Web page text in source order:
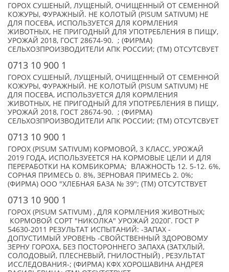
ГОРОХ СУШЕНЫЙ, ЛУЩЕНЫЙ, ОЧИЩЕННЫЙ ОТ СЕМЕННОЙ
КОЖУРЫ, ФУРАЖНЫЙ. НЕ КОЛОТЫЙ (PISUM SATIVUM) НЕ
ДЛЯ ПОСЕВА, ИСПОЛЬЗУЕТСЯ ДЛЯ КОРМЛЕНИЯ
ЖИВОТНЫХ, НЕ ПРИГОДНЫЙ ДЛЯ УПОТРЕБЛЕНИЯ В ПИЩУ,
УРОЖАЙ 2018, ГОСТ 28674-90. ; (ФИРМА)
СЕЛЬХОЗПРОИЗВОДИТЕЛИ АПК РОССИИ; (TM) ОТСУТСВУЕТ
0713 10 900 1
ГОРОХ СУШЕНЫЙ, ЛУЩЕНЫЙ, ОЧИЩЕННЫЙ ОТ СЕМЕННОЙ
КОЖУРЫ, ФУРАЖНЫЙ. НЕ КОЛОТЫЙ (PISUM SATIVUM) НЕ
ДЛЯ ПОСЕВА, ИСПОЛЬЗУЕТСЯ ДЛЯ КОРМЛЕНИЯ
ЖИВОТНЫХ, НЕ ПРИГОДНЫЙ ДЛЯ УПОТРЕБЛЕНИЯ В ПИЩУ,
УРОЖАЙ 2018, ГОСТ 28674-90. ; (ФИРМА)
СЕЛЬХОЗПРОИЗВОДИТЕЛИ АПК РОССИИ; (TM) ОТСУТСВУЕТ
0713 10 900 1
ГОРОХ (PISUM SATIVUM) КОРМОВОЙ, 3 КЛАСС, УРОЖАЙ
2019 ГОДА, ИСПОЛЬЗУЕЕТСЯ НА КОРМОВЫЕ ЦЕЛИ И ДЛЯ
ПЕРЕРАБОТКИ НА КОМБИКОРМА; ВЛАЖНОСТЬ 12. 5-12. 6%,
СОРНАЯ ПРИМЕСЬ 0. 8%, ЗЕРНОВАЯ ПРИМЕСЬ 2. 0%;
(ФИРМА) ООО "ХЛЕБНАЯ БАЗА № 39"; (TM) ОТСУТСТВУЕТ
0713 10 900 1
ГОРОХ (PISUM SATIVUM) , ДЛЯ КОРМЛЕНИЯ ЖИВОТНЫХ;
КОРМОВОЙ СОРТ "НИКОЛКА" УРОЖАЙ 2020Г. ГОСТ Р
54630-2011 РЕЗУЛЬТАТ ИСПЫТАНИЙ: -ЗАПАХ -
ДОПУСТИМЫЙ УРОВЕНЬ -СВОЙСТВЕННЫЙ ЗДОРОВОМУ
ЗЕРНУ ГОРОХА, БЕЗ ПОСТОРОННЕГО ЗАПАХА (ЗАТХЛЫЙ,
СОЛОДОВЫЙ, ПЛЕСНЕВЫЙ, ГНИЛОСТНЫЙ) , РЕЗУЛЬТАТ
ИССЛЕДОВАНИЯ-; (ФИРМА) КФХ ХОРОШАВИНА АНДРЕЯ